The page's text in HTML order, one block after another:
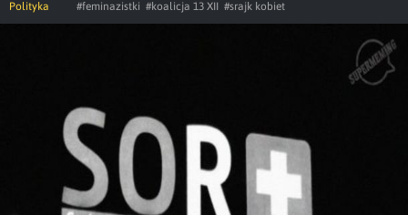
Polityka #feminazistki #koalicja 13 XII #srajk kobiet